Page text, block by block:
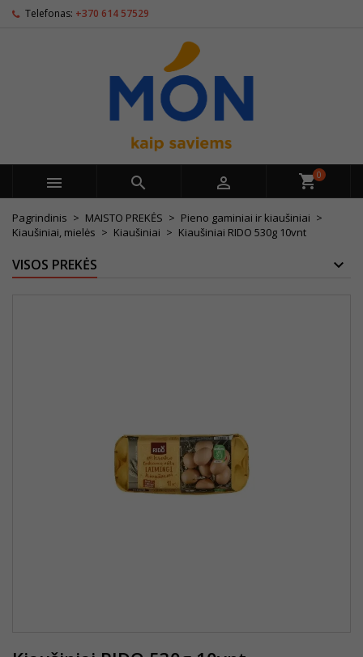
Telefonas: +370 614 57529
   0
Pagrindinis MAISTO PREKĖS
Pieno gaminiai ir kiaušiniai
Kiaušiniai, mielės
Kiaušiniai Kiaušiniai RIDO 530g 10vnt
VISOS PREKĖS